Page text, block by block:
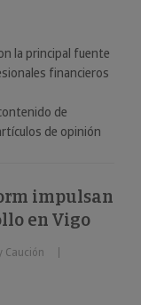
la principal fuente
financieros
de
de opinión
impulsan
en Vigo
Caución